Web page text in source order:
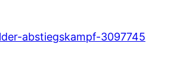
abstiegskampf-3097745